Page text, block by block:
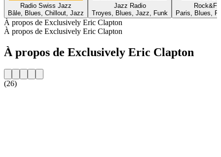
Radio Swiss Jazz
Bâle, Blues, Chillout, Jazz
Jazz Radio
Troyes, Blues, Jazz, Funk
Paris, Blues,
À propos de Exclusively Eric Clapton
À propos de Exclusively Eric Clapton
À propos de Exclusively Eric Clapton
(26)